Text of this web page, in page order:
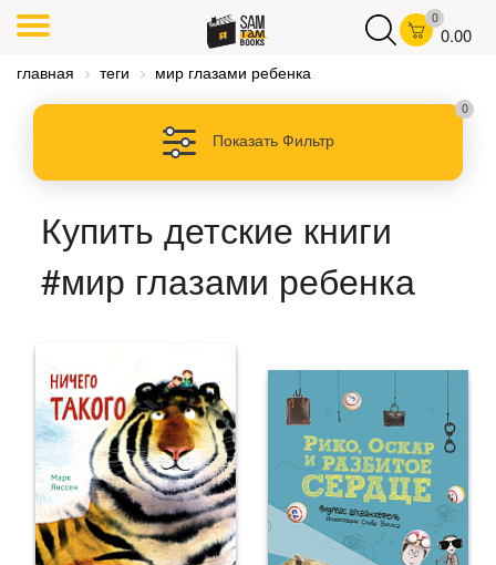
0
0.00
главная теги мир глазами ребенка
Показать Фильтр
0
Купить детские книги
#мир глазами ребенка